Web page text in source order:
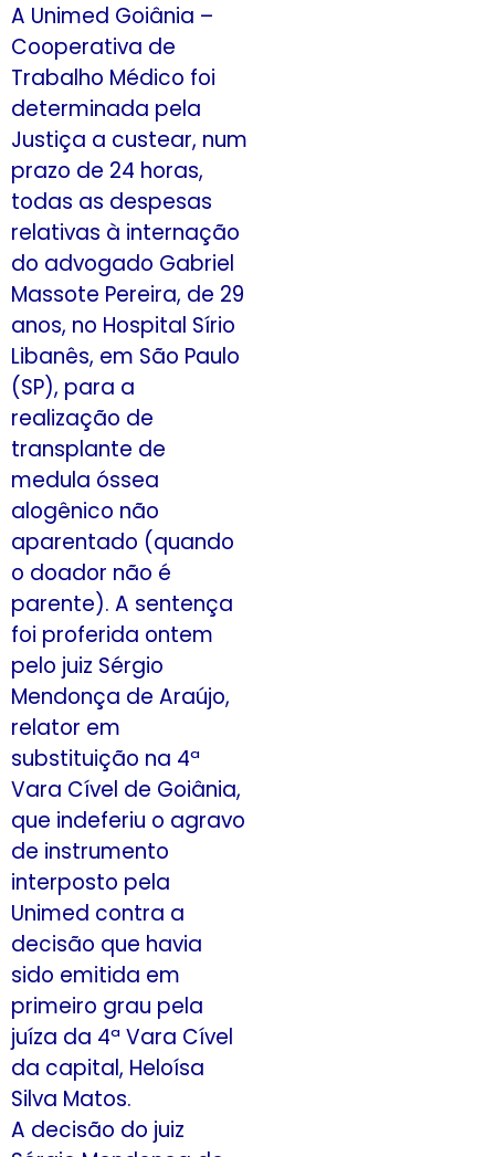
A Unimed Goiânia –
Cooperativa de
Trabalho Médico foi
determinada pela
Justiça a custear, num
prazo de 24 horas,
todas as despesas
relativas à internação
do advogado Gabriel
Massote Pereira, de 29
anos, no Hospital Sírio
Libanês, em São Paulo
(SP), para a
realização de
transplante de
medula óssea
alogênico não
aparentado (quando
o doador não é
parente). A sentença
foi proferida ontem
pelo juiz Sérgio
Mendonça de Araújo,
relator em
substituição na 4ª
Vara Cível de Goiânia,
que indeferiu o agravo
de instrumento
interposto pela
Unimed contra a
decisão que havia
sido emitida em
primeiro grau pela
juíza da 4ª Vara Cível
da capital, Heloísa
Silva Matos.
A decisão do juiz